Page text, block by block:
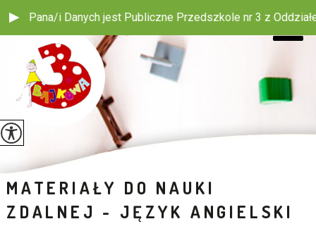
Pana/i Danych jest Publiczne Przedszkole nr 3 z
MATERIAŁY DO NAUKI
ZDALNEJ - JĘZYK ANGIELSKI